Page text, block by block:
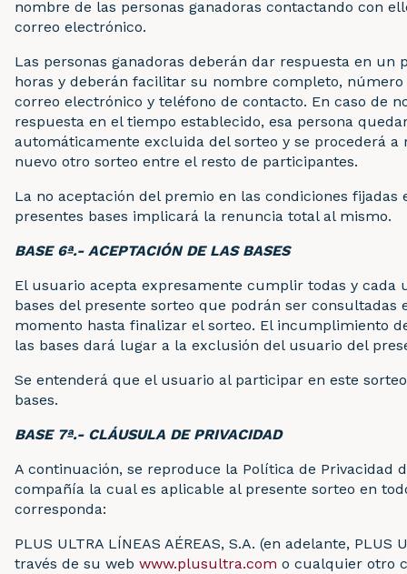
nombre de las personas ganadoras contactando con
correo electrónico.
Las personas ganadoras deberán dar respuesta en un
horas y deberán facilitar su nombre completo, número
correo electrónico y teléfono de contacto. En caso de
respuesta en el tiempo establecido, esa persona
automáticamente excluida del sorteo y se procederá a
nuevo otro sorteo entre el resto de participantes.
La no aceptación del premio en las condiciones fijadas
presentes bases implicará la renuncia total al mismo.
BASE 6ª.- ACEPTACIÓN DE LAS BASES
El usuario acepta expresamente cumplir todas y cada
bases del presente sorteo que podrán ser consultadas
momento hasta finalizar el sorteo. El incumplimiento
las bases dará lugar a la exclusión del usuario del
Se entenderá que el usuario al participar en este
bases.
BASE 7ª.- CLÁUSULA DE PRIVACIDAD
A continuación, se reproduce la Política de Privacidad
compañía la cual es aplicable al presente sorteo en
corresponda:
PLUS ULTRA LÍNEAS AÉREAS, S.A. (en adelante, PLUS
través de su web www.plusultra.com o cualquier otro